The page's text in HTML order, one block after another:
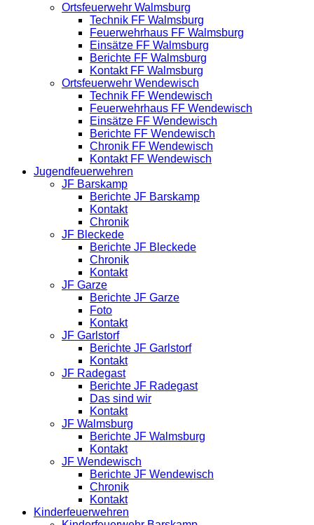
Ortsfeuerwehr Walmsburg
Technik FF Walmsburg
Feuerwehrhaus FF Walmsburg
Einsätze FF Walmsburg
Berichte FF Walmsburg
Kontakt FF Walmsburg
Ortsfeuerwehr Wendewisch
Technik FF Wendewisch
Feuerwehrhaus FF Wendewisch
Einsätze FF Wendewisch
Berichte FF Wendewisch
Chronik FF Wendewisch
Kontakt FF Wendewisch
Jugendfeuerwehren
JF Barskamp
Berichte JF Barskamp
Kontakt
Chronik
JF Bleckede
Berichte JF Bleckede
Chronik
Kontakt
JF Garze
Berichte JF Garze
Foto
Kontakt
JF Garlstorf
Berichte JF Garlstorf
Kontakt
JF Radegast
Berichte JF Radegast
Das sind wir
Kontakt
JF Walmsburg
Berichte JF Walmsburg
Kontakt
JF Wendewisch
Berichte JF Wendewisch
Chronik
Kontakt
Kinderfeuerwehren